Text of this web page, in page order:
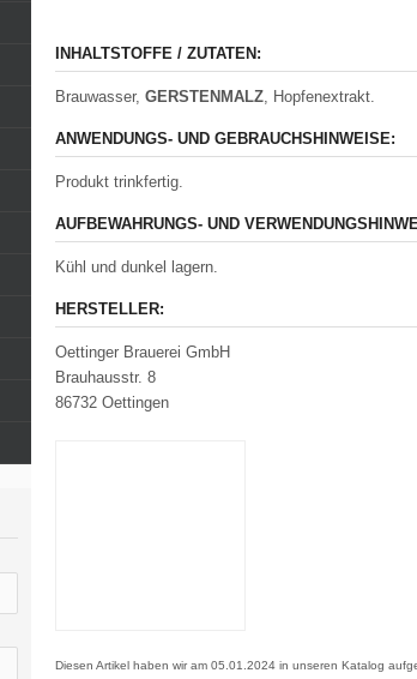
INHALTSTOFFE / ZUTATEN:
Brauwasser, GERSTENMALZ, Hopfenextrakt.
ANWENDUNGS- UND GEBRAUCHSHINWEISE:
Produkt trinkfertig.
AUFBEWAHRUNGS- UND
Kühl und dunkel lagern.
HERSTELLER:
Oettinger Brauerei GmbH
Brauhausstr. 8
86732 Oettingen
Diesen Artikel haben wir am 05.01.2024 in unseren Katalog